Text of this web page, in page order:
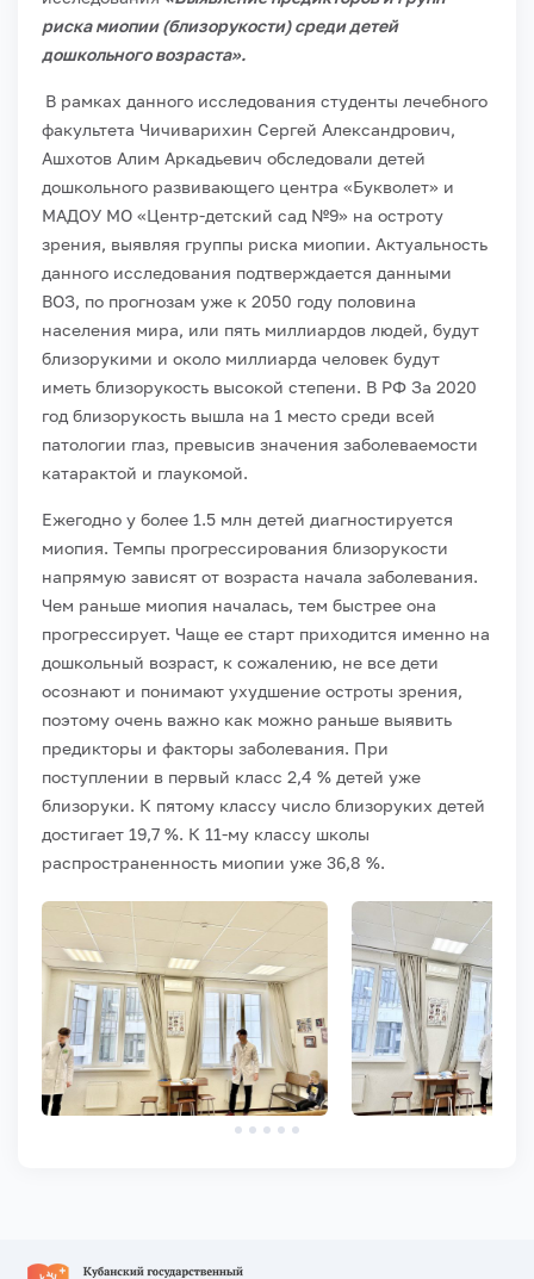
риска миопии (близорукости) среди детей
дошкольного возраста».
В рамках данного исследования студенты лечебного
факультета Чичиварихин Сергей Александрович,
Ашхотов Алим Аркадьевич обследовали детей
дошкольного развивающего центра «Букволет» и
МАДОУ МО «Центр-детский сад №9» на остроту
зрения, выявляя группы риска миопии. Актуальность
данного исследования подтверждается данными
ВОЗ, по прогнозам уже к 2050 году половина
населения мира, или пять миллиардов людей, будут
близорукими и около миллиарда человек будут
иметь близорукость высокой степени. В РФ За 2020
год близорукость вышла на 1 место среди всей
патологии глаз, превысив значения заболеваемости
катарактой и глаукомой.
Ежегодно у более 1.5 млн детей диагностируется
миопия. Темпы прогрессирования близорукости
напрямую зависят от возраста начала заболевания.
Чем раньше миопия началась, тем быстрее она
прогрессирует. Чаще ее старт приходится именно на
дошкольный возраст, к сожалению, не все дети
осознают и понимают ухудшение остроты зрения,
поэтому очень важно как можно раньше выявить
предикторы и факторы заболевания. При
поступлении в первый класс 2,4 % детей уже
близоруки. К пятому классу число близоруких детей
достигает 19,7 %. К 11-му классу школы
распространенность миопии уже 36,8 %.